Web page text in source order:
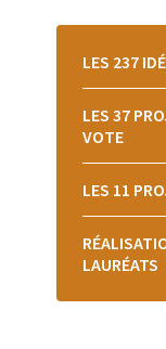
LES 237
LES 37
VOTE
LES 11
LAURÉATS